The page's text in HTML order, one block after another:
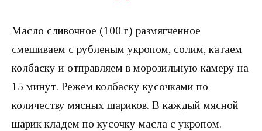
Масло сливочное (100 г) размягченное
смешиваем с рубленым укропом, солим, катаем
колбаску и отправляем в морозильную камеру на
15 минут. Режем колбаску кусочками по
количеству мясных шариков. В каждый мясной
шарик кладем по кусочку масла с укропом.